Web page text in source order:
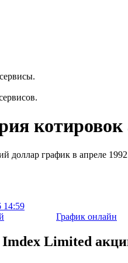
доллар график в апреле
14:59
График онлайн
Imdex Limited